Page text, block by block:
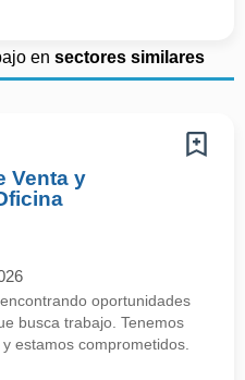
en sectores similares
Venta y
oportunidades
busca trabajo. Tenemos
estamos comprometidos.